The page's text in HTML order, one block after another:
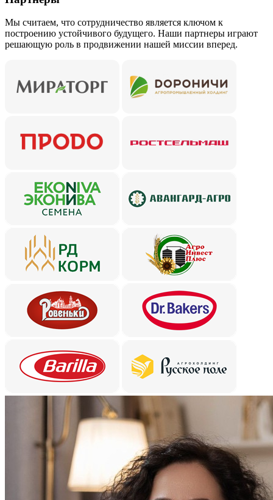
Мы считаем, что сотрудничество является ключом к
построению устойчивого будущего. Наши партнеры играют
решающую роль в продвижении нашей миссии вперед.